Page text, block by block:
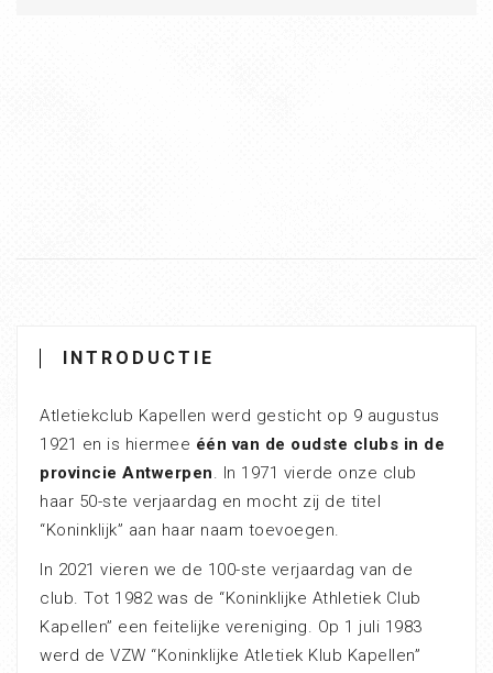
INTRODUCTIE
Atletiekclub Kapellen werd gesticht op 9 augustus
1921 en is hiermee één van de oudste clubs in de
provincie Antwerpen. In 1971 vierde onze club
haar 50-ste verjaardag en mocht zij de titel
“Koninklijk” aan haar naam toevoegen.
In 2021 vieren we de 100-ste verjaardag van de
club. Tot 1982 was de “Koninklijke Athletiek Club
Kapellen” een feitelijke vereniging. Op 1 juli 1983
werd de VZW “Koninklijke Atletiek Klub Kapellen”